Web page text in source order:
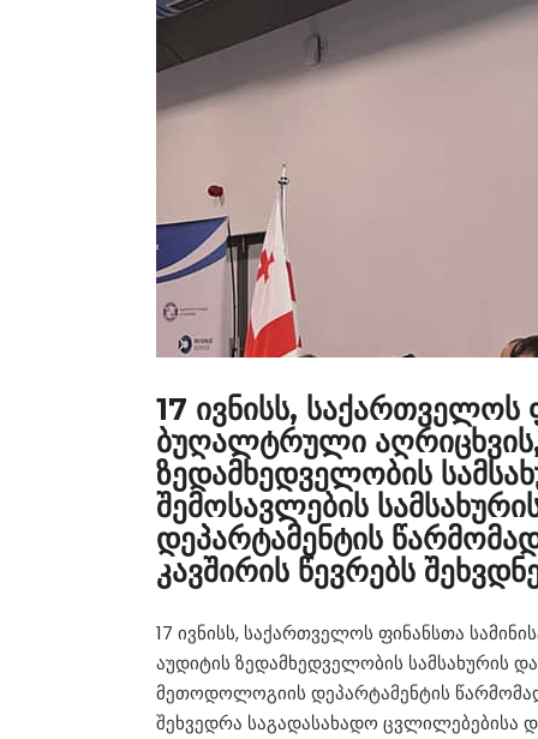
17 ივნისს, საქართველოს
ბუღალტრული აღრიცხვის,
ზედამხედველობის
შემოსავლების
დეპარტამენტის
კავშირის წევრებს
17 ივნისს, საქართველოს ფინანსთა
აუდიტის ზედამხედველობის სამსახურის
მეთოდოლოგიის დეპარტამენტის
შეხვედრა საგადასახადო ცვლილებებისა